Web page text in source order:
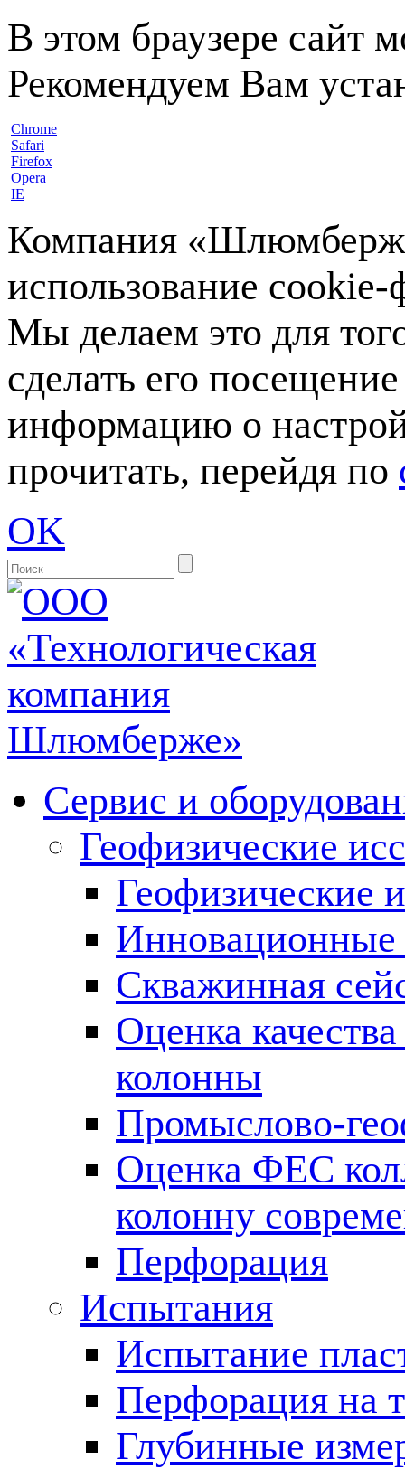
В этом браузере сайт
Рекомендуем Вам
Chrome
Safari
Firefox
Opera
IE
Компания
использование
Мы делаем это для
сделать его
информацию о
прочитать, перейдя по
OK
Сервис и
Геофизические
Геофизические
Инновационные
Скважинная
Оценка
колонны
Промыслово-
Оценка ФЕС
колонну
Перфорация
Испытания
Испытание
Перфорация на
Глубинные